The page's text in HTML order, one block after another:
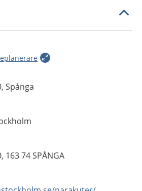
Spånga
163 74 SPÅNGA